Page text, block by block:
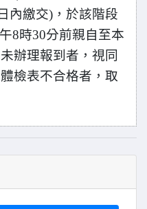
內繳交)，於該階段
8時30分前親自至本
辦理報到者，視同
檢表不合格者，取